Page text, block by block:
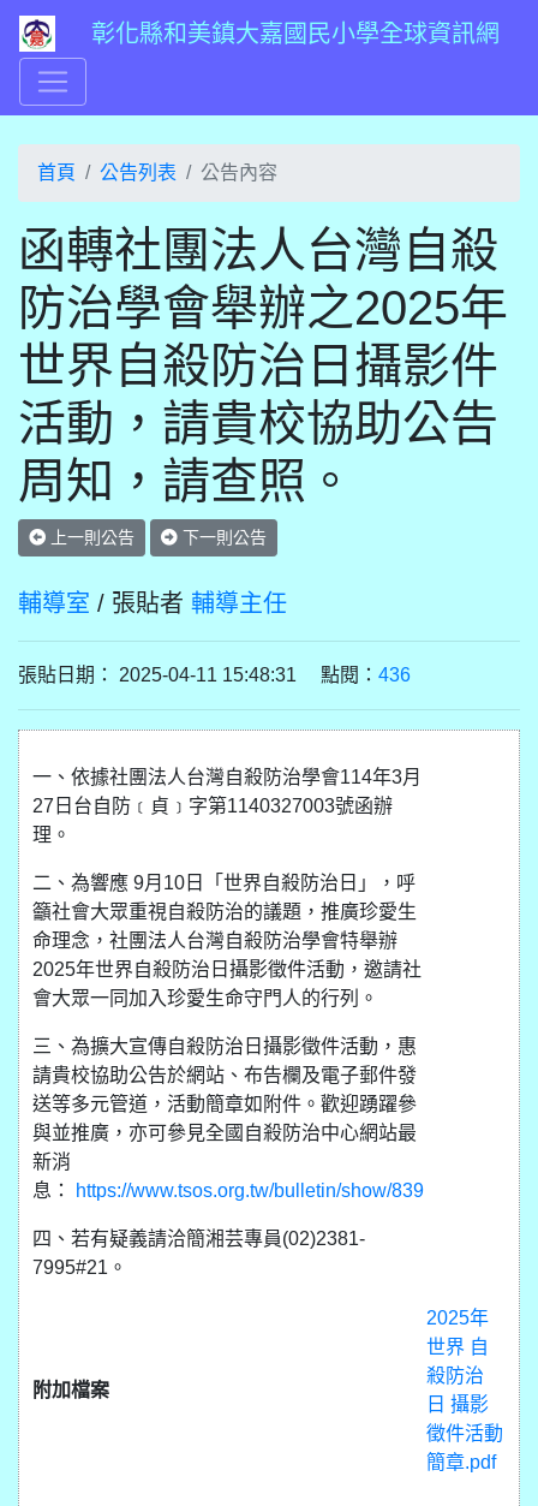
彰化縣和美鎮大嘉國民小學全球資訊網
首頁 公告列表 公告內容
函轉社團法人台灣自殺
防治學會舉辦之2025年
世界自殺防治日攝影件
活動，請貴校協助公告
周知，請查照。
上一則公告 下一則公告
輔導室 / 張貼者 輔導主任
張貼日期： 2025-04-11 15:48:31 點閱： 436
一、依據社團法人台灣自殺防治學會114年3月
27日台自防﹝貞﹞字第1140327003號函辦
理。
二、為響應 9月10日「世界自殺防治日」，呼
籲社會大眾重視自殺防治的議題，推廣珍愛生
命理念，社團法人台灣自殺防治學會特舉辦
2025年世界自殺防治日攝影徵件活動，邀請社
會大眾一同加入珍愛生命守門人的行列。
三、為擴大宣傳自殺防治日攝影徵件活動，惠
請貴校協助公告於網站、布告欄及電子郵件發
送等多元管道，活動簡章如附件。歡迎踴躍參
與並推廣，亦可參見全國自殺防治中心網站最
新消
息：
https://www.tsos.org.tw/bulletin/show/839
四、若有疑義請洽簡湘芸專員(02)2381-
7995#21。
附加檔案
2025年
世界 自
殺防治
日 攝影
徵件活動
簡章.pdf